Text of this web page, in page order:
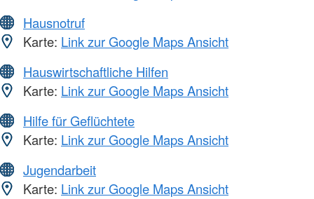
Hausnotruf
Karte: Link zur Google Maps Ansicht
Hauswirtschaftliche Hilfen
Karte: Link zur Google Maps Ansicht
Hilfe für Geflüchtete
Karte: Link zur Google Maps Ansicht
Jugendarbeit
Karte: Link zur Google Maps Ansicht